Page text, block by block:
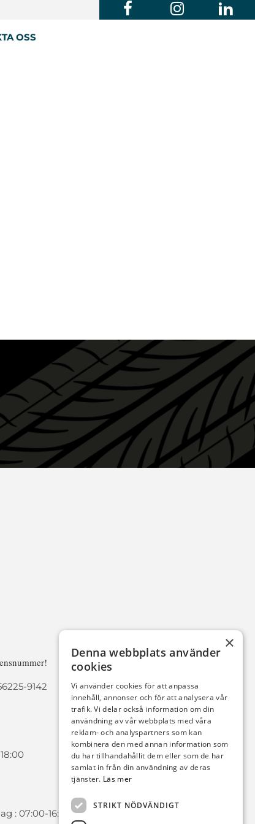
OSS
9142
: 07:00-16:00
×
Denna webbplats använder
cookies
Vi använder cookies för att anpassa
innehåll, annonser och för att analysera vår
trafik. Vi delar också information om din
användning av vår webbplats med våra
reklam- och analyspartners som kan
kombinera den med annan information som
du har tillhandahållit dem eller som de har
samlat in från din användning av deras
tjänster. Läs mer
STRIKT NÖDVÄNDIGT